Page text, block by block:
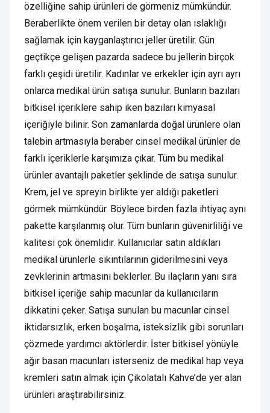
özelliğine sahip ürünleri de görmeniz mümkündür.
Beraberlikte önem verilen bir detay olan ıslaklığı
sağlamak için kayganlaştırıcı jeller üretilir. Gün
geçtikçe gelişen pazarda sadece bu jellerin birçok
farklı çeşidi üretilir. Kadınlar ve erkekler için ayrı ayrı
onlarca medikal ürün satışa sunulur. Bunların bazıları
bitkisel içeriklere sahip iken bazıları kimyasal
içeriğiyle bilinir. Son zamanlarda doğal ürünlere olan
talebin artmasıyla beraber cinsel medikal ürünler de
farklı içeriklerle karşımıza çıkar. Tüm bu medikal
ürünler avantajlı paketler şeklinde de satışa sunulur.
Krem, jel ve spreyin birlikte yer aldığı paketleri
görmek mümkündür. Böylece birden fazla ihtiyaç aynı
pakette karşılanmış olur. Tüm bunların güvenirliliği ve
kalitesi çok önemlidir. Kullanıcılar satın aldıkları
medikal ürünlerle sıkıntılarının giderilmesini veya
zevklerinin artmasını beklerler. Bu ilaçların yanı sıra
bitkisel içeriğe sahip macunlar da kullanıcıların
dikkatini çeker. Satışa sunulan bu macunlar cinsel
iktidarsızlık, erken boşalma, isteksizlik gibi sorunları
çözmede yardımcı aktörlerdir. İster bitkisel yönüyle
ağır basan macunları isterseniz de medikal hap veya
kremleri satın almak için Çikolatalı Kahve’de yer alan
ürünleri araştırabilirsiniz.